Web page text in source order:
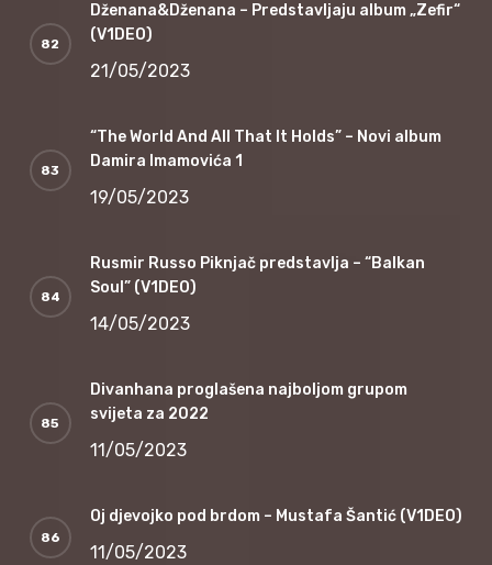
Dženana&Dženana – Predstavljaju album „Zefir“
(V1DEO)
21/05/2023
“The World And All That It Holds” – Novi album
Damira Imamovića 1
19/05/2023
Rusmir Russo Piknjač predstavlja – “Balkan
Soul” (V1DEO)
14/05/2023
Divanhana proglašena najboljom grupom
svijeta za 2022
11/05/2023
Oj djevojko pod brdom – Mustafa Šantić (V1DEO)
11/05/2023